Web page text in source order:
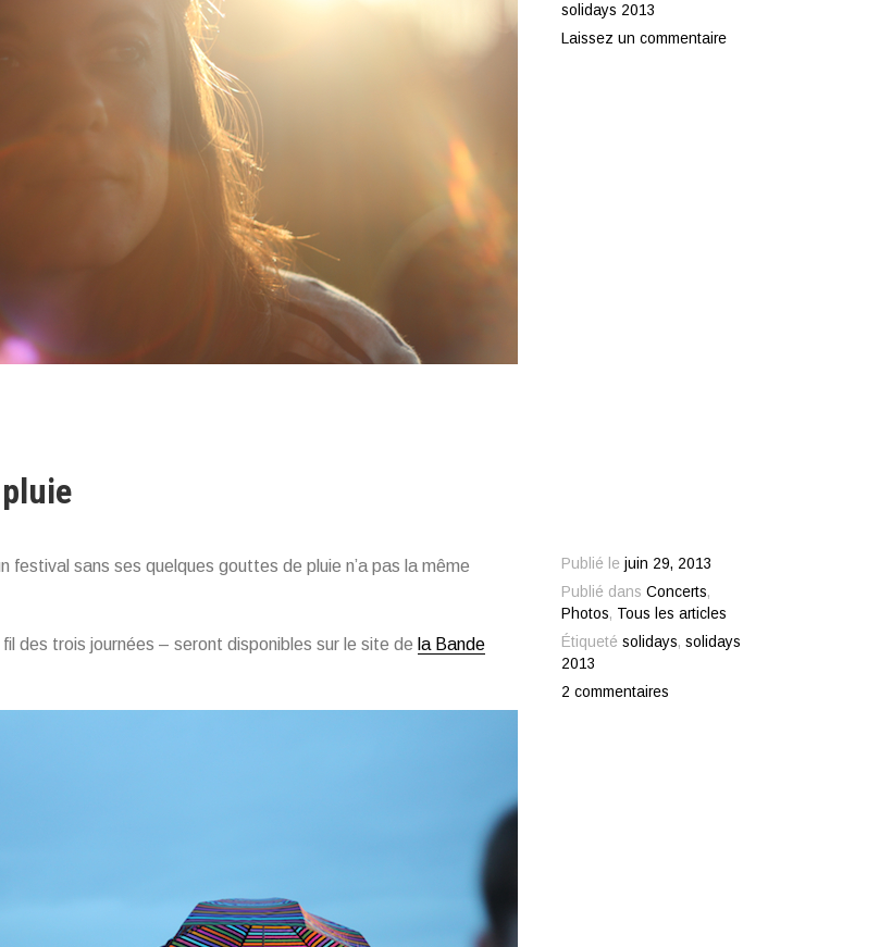
solidays 2013
Laissez un commentaire
Publié lejuin 29, 2013
Publié dansConcerts,
Photos, Tous les articles
Étiquetésolidays,solidays
2013
2 commentaires
festival sans ses quelques gouttes de pluie n’a pas la même
fil des trois journées – seront disponibles sur le site de la Bande